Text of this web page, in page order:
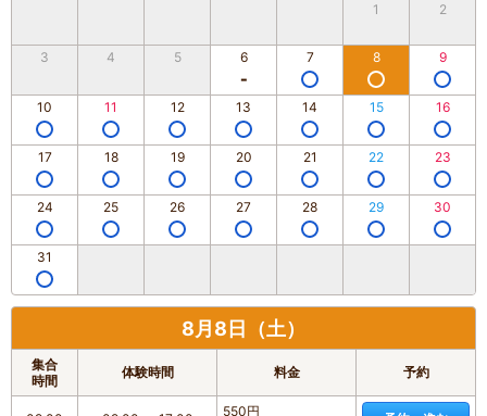
1
2
3 4 5 6 7 8 9
10 11 12 13 14 15 16
17 18 19 20 21 22 23
24 25 26 27 28 29 30
31
8月8日（土）
集合
時間
体験時間 料金 予約
550円